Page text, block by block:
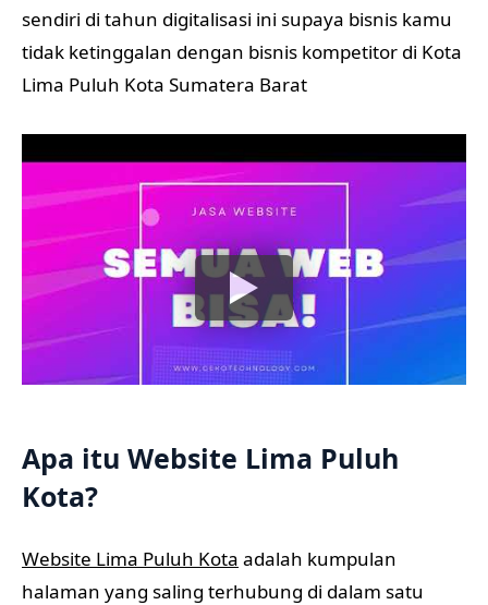
sendiri di tahun digitalisasi ini supaya bisnis kamu
tidak ketinggalan dengan bisnis kompetitor di Kota
Lima Puluh Kota Sumatera Barat
Apa itu Website Lima Puluh
Kota?
Website Lima Puluh Kota adalah kumpulan
halaman yang saling terhubung di dalam satu